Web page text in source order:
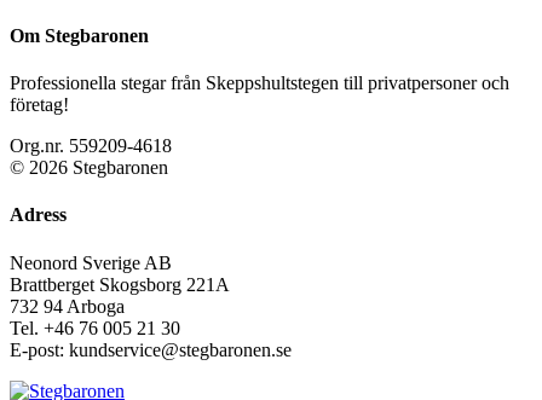
Om Stegbaronen
Professionella stegar från Skeppshultstegen till privatpersoner och
företag!
Org.nr. 559209-4618
© 2026 Stegbaronen
Adress
Neonord Sverige AB
Brattberget Skogsborg 221A
732 94 Arboga
Tel. +46 76 005 21 30
E-post: kundservice@stegbaronen.se